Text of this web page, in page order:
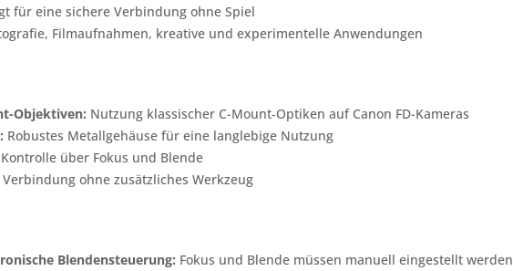
für eine sichere Verbindung ohne Spiel
Filmaufnahmen, kreative und experimentelle Anwendungen
Objektiven: Nutzung klassischer C-Mount-Optiken auf Canon FD-Kameras
Robustes Metallgehäuse für eine langlebige Nutzung
über Fokus und Blende
Verbindung ohne zusätzliches Werkzeug
Blendensteuerung: Fokus und Blende müssen manuell eingestellt werden